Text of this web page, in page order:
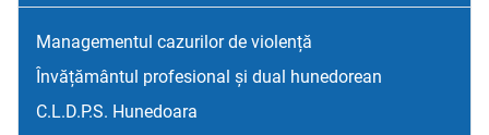
Managementul cazurilor de violență
Învățământul profesional și dual hunedorean
C.L.D.P.S. Hunedoara